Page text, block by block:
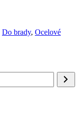
Do brady, Ocelové